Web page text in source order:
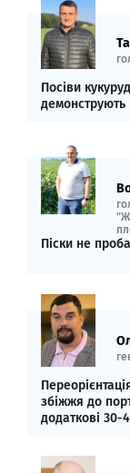
Посіви
демонструють
Піски не
збіжжя до
додаткові 30-